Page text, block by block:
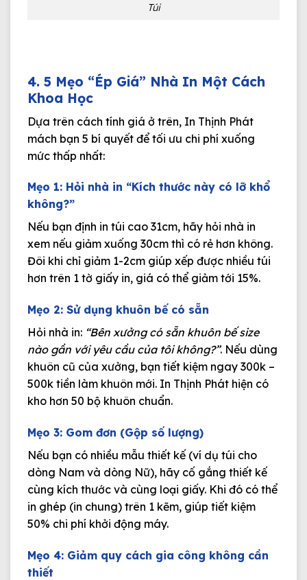
Túi
4. 5 Mẹo “Ép Giá” Nhà In Một Cách
Khoa Học
Dựa trên cách tính giá ở trên, In Thịnh Phát
mách bạn 5 bí quyết để tối ưu chi phí xuống
mức thấp nhất:
Mẹo 1: Hỏi nhà in “Kích thước này có lỡ khổ
không?”
Nếu bạn định in túi cao 31cm, hãy hỏi nhà in
xem nếu giảm xuống 30cm thì có rẻ hơn không.
Đôi khi chỉ giảm 1-2cm giúp xếp được nhiều túi
hơn trên 1 tờ giấy in, giá có thể giảm tới 15%.
Mẹo 2: Sử dụng khuôn bế có sẵn
Hỏi nhà in: “Bên xưởng có sẵn khuôn bế size
nào gần với yêu cầu của tôi không?”. Nếu dùng
khuôn cũ của xưởng, bạn tiết kiệm ngay 300k –
500k tiền làm khuôn mới. In Thịnh Phát hiện có
kho hơn 50 bộ khuôn chuẩn.
Mẹo 3: Gom đơn (Gộp số lượng)
Nếu bạn có nhiều mẫu thiết kế (ví dụ túi cho
dòng Nam và dòng Nữ), hãy cố gắng thiết kế
cùng kích thước và cùng loại giấy. Khi đó có thể
in ghép (in chung) trên 1 kẽm, giúp tiết kiệm
50% chi phí khởi động máy.
Mẹo 4: Giảm quy cách gia công không cần
thiết